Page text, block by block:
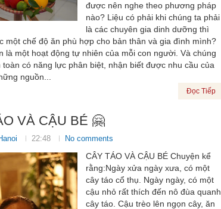
được nên nghe theo phương pháp
nào? Liệu có phải khi chúng ta phải
là các chuyên gia dinh dưỡng thì
một chế độ ăn phù hợp cho bản thân và gia đình mình?
là một hoạt động tự nhiên của mỗi con người. Và chúng
toàn có năng lực phân biệt, nhận biết được nhu cầu của
nguồn...
Đọc Tiếp
VÀ CẬU BÉ 🤗
22:48 No comments
CÂY TÁO VÀ CẬU BÉ Chuyện kể
rằng:Ngày xửa ngày xưa, có một
cây táo cổ thụ. Ngày ngày, có một
cậu nhỏ rất thích đến nô đùa quanh
cây táo. Cậu trèo lên ngọn cây, ăn